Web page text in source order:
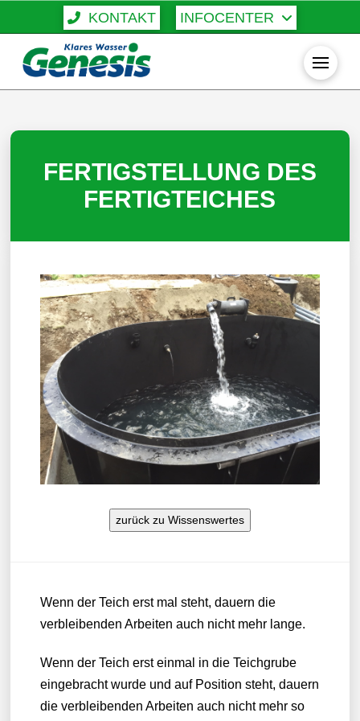
KONTAKT INFOCENTER
FERTIGSTELLUNG DES
FERTIGTEICHES
zurück zu Wissenswertes
Wenn der Teich erst mal steht, dauern die
verbleibenden Arbeiten auch nicht mehr lange.
Wenn der Teich erst einmal in die Teichgrube
eingebracht wurde und auf Position steht, dauern
die verbleibenden Arbeiten auch nicht mehr so